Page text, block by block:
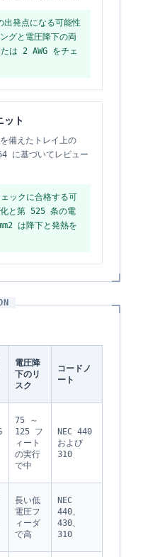
出発点になる可能性
グと電圧降下の両
は 2 AWG をチェ
ト
備えたトレイ上の
に基づいてレビュー
ックに合格する可
化と第 525 条の電
は降下と発熱を
電圧降
下のリ
スク
コードノ
ート
75 ～
125 フ
ィート
の実行
で中
NEC 440
および
310
長い低
電圧フ
ィーダ
で高
NEC
440、
430、
310